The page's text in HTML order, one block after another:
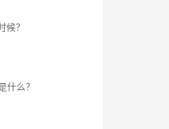
候？
什么？